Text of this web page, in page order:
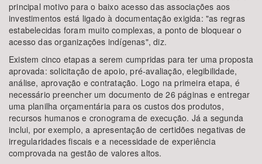
principal motivo para o baixo acesso das associações aos
investimentos está ligado à documentação exigida: "as regras
estabelecidas foram muito complexas, a ponto de bloquear o
acesso das organizações indígenas", diz.
Existem cinco etapas a serem cumpridas para ter uma proposta
aprovada: solicitação de apoio, pré-avaliação, elegibilidade,
análise, aprovação e contratação. Logo na primeira etapa, é
necessário preencher um documento de 26 páginas e entregar
uma planilha orçamentária para os custos dos produtos,
recursos humanos e cronograma de execução. Já a segunda
inclui, por exemplo, a apresentação de certidões negativas de
irregularidades fiscais e a necessidade de experiência
comprovada na gestão de valores altos.